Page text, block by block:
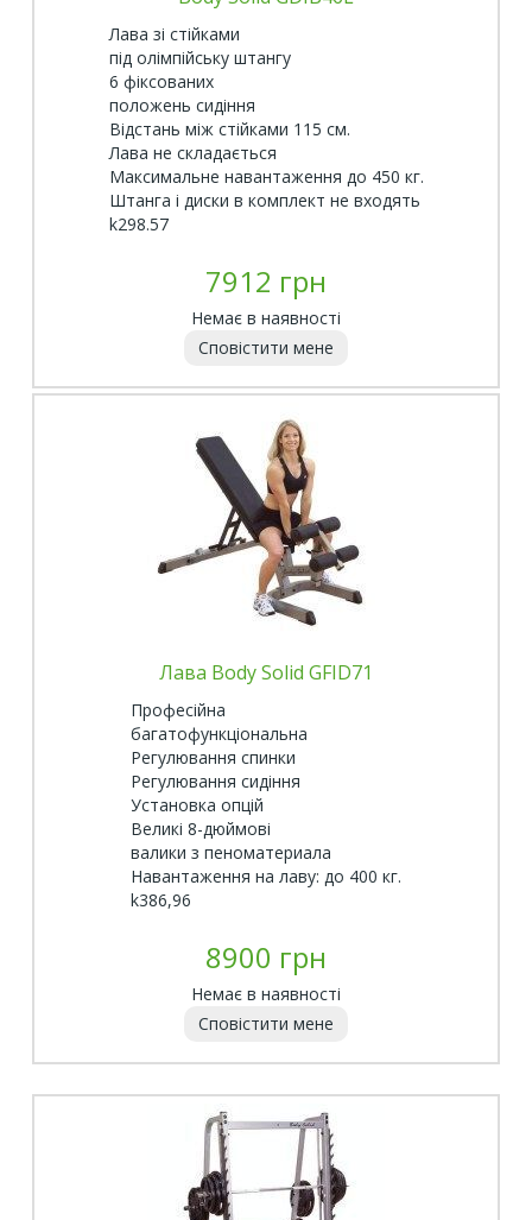
Лава зі стійками
під олімпійську штангу
6 фіксованих
положень сидіння
Відстань між стійками 115 см.
Лава не складається
Максимальне навантаження до 450 кг.
Штанга і диски в комплект не входять
k298.57
7912 грн
Немає в наявності
Сповістити мене
Лава Body Solid GFID71
Професійна
багатофункціональна
Регулювання спинки
Регулювання сидіння
Установка опцій
Великі 8-дюймові
валики з пеноматериала
Навантаження на лаву: до 400 кг.
k386,96
8900 грн
Немає в наявності
Сповістити мене